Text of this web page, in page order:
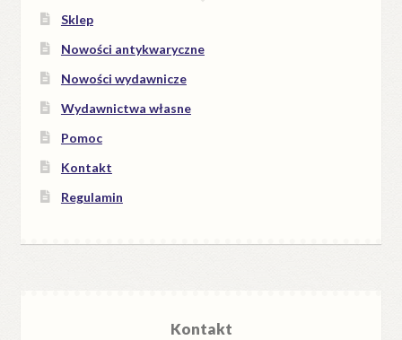
Sklep
Nowości antykwaryczne
Nowości wydawnicze
Wydawnictwa własne
Pomoc
Kontakt
Regulamin
Kontakt